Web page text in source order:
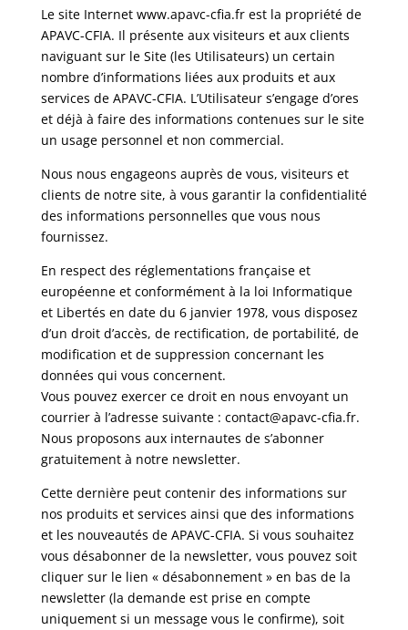
Le site Internet www.apavc-cfia.fr est la propriété de
APAVC-CFIA. Il présente aux visiteurs et aux clients
naviguant sur le Site (les Utilisateurs) un certain
nombre d’informations liées aux produits et aux
services de APAVC-CFIA. L’Utilisateur s’engage d’ores
et déjà à faire des informations contenues sur le site
un usage personnel et non commercial.
Nous nous engageons auprès de vous, visiteurs et
clients de notre site, à vous garantir la confidentialité
des informations personnelles que vous nous
fournissez.
En respect des réglementations française et
européenne et conformément à la loi Informatique
et Libertés en date du 6 janvier 1978, vous disposez
d’un droit d’accès, de rectification, de portabilité, de
modification et de suppression concernant les
données qui vous concernent.
Vous pouvez exercer ce droit en nous envoyant un
courrier à l’adresse suivante : contact@apavc-cfia.fr.
Nous proposons aux internautes de s’abonner
gratuitement à notre newsletter.
Cette dernière peut contenir des informations sur
nos produits et services ainsi que des informations
et les nouveautés de APAVC-CFIA. Si vous souhaitez
vous désabonner de la newsletter, vous pouvez soit
cliquer sur le lien « désabonnement » en bas de la
newsletter (la demande est prise en compte
uniquement si un message vous le confirme), soit